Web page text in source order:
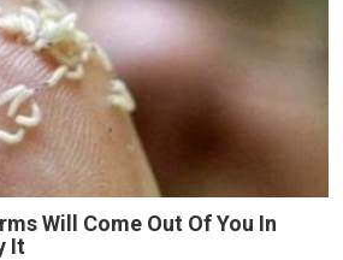
Will Come Out Of You In
It